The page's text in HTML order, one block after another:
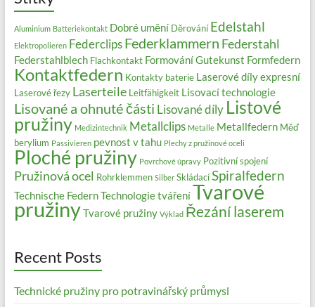
Aluminium Batteriekontakt Dobré umění Děrování Edelstahl
Elektropolieren Federclips Federklammern Federstahl
Federstahlblech Flachkontakt FormováníGutekunst Formfedern
Kontaktfedern Kontakty baterie Laserové díly expresní
Laserové řezy Laserteile Leitfähigkeit Lisovací technologie
Lisované a ohnuté části Lisované díly Listové
pružiny Medizintechnik Metallclips Metalle Metallfedern Měď
berylium Passivieren pevnost v tahu Plechy z pružinové oceli
Ploché pružiny Povrchové úpravy Pozitivní spojení
Pružinová ocel Rohrklemmen Silber Skládací Spiralfedern
Technische FedernTechnologie tvářeníTvarové
pružinyTvarové pružiny Výklad Řezání laserem
Recent Posts
Technické pružiny pro potravinářský průmysl